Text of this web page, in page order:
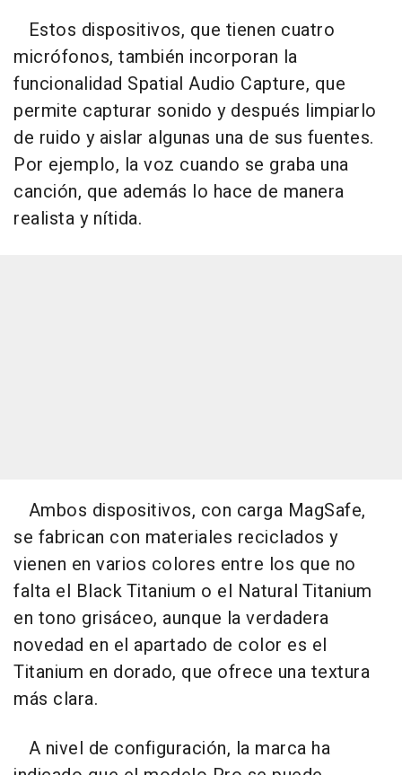
Estos dispositivos, que tienen cuatro
micrófonos, también incorporan la
funcionalidad Spatial Audio Capture, que
permite capturar sonido y después limpiarlo
de ruido y aislar algunas una de sus fuentes.
Por ejemplo, la voz cuando se graba una
canción, que además lo hace de manera
realista y nítida.
Ambos dispositivos, con carga MagSafe,
se fabrican con materiales reciclados y
vienen en varios colores entre los que no
falta el Black Titanium o el Natural Titanium
en tono grisáceo, aunque la verdadera
novedad en el apartado de color es el
Titanium en dorado, que ofrece una textura
más clara.
A nivel de configuración, la marca ha